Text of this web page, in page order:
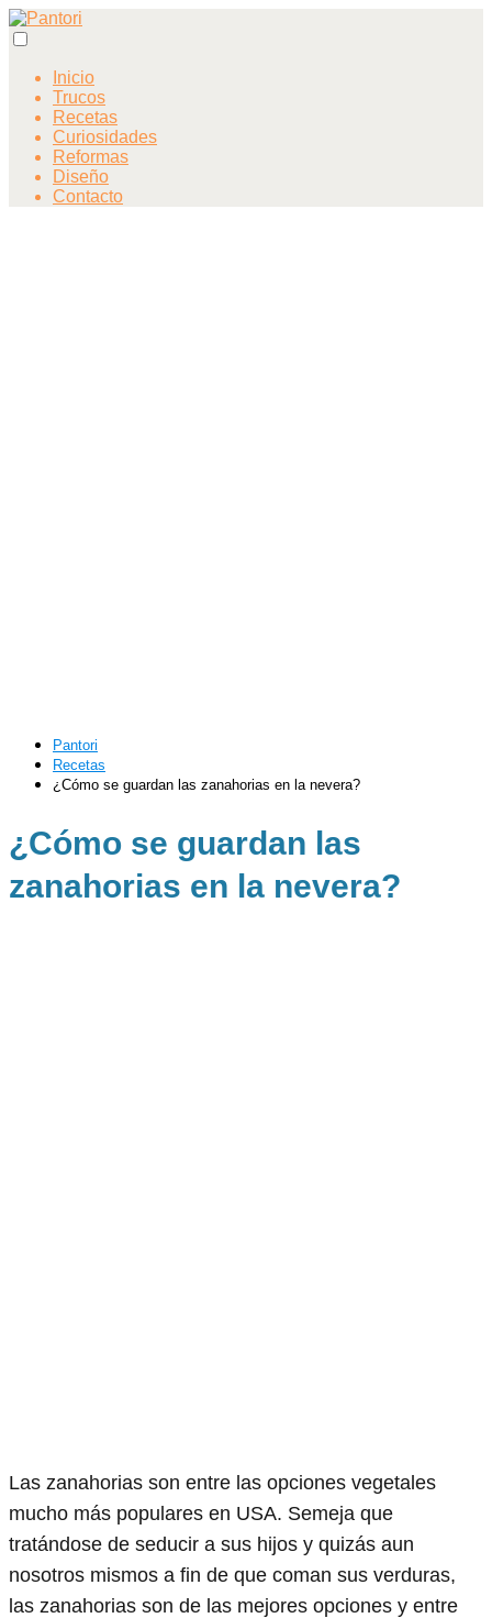
Inicio
Trucos
Recetas
Curiosidades
Reformas
Diseño
Contacto
Pantori
Recetas
¿Cómo se guardan las zanahorias en la nevera?
¿Cómo se guardan las
zanahorias en la nevera?
Las zanahorias son entre las opciones vegetales
mucho más populares en USA. Semeja que
tratándose de seducir a sus hijos y quizás aun
nosotros mismos a fin de que coman sus verduras,
las zanahorias son de las mejores opciones y entre